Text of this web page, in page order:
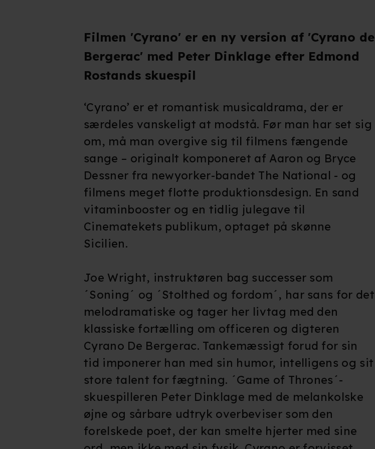
Filmen 'Cyrano' er en ny version af 'Cyrano de
Bergerac' med Peter Dinklage efter Edmond
Rostands skuespil
‘Cyrano’ er et romantisk musicaldrama, der er
særdeles vanskeligt at modstå. Før man har set sig
om, må man overgive sig til filmens fængende
sange – originalt komponeret af Aaron og Bryce
Dessner fra newyorker-bandet The National - og
filmens meget flotte produktionsdesign. En sand
vitaminbooster og en tidlig julegave til
Cinematekets publikum, optaget på skønne
Sicilien.
Joe Wright, instruktøren bag successer som
´Soning´ og ´Stolthed og fordom´, har sans for det
melodramatiske og tager her livtag med den
klassiske fortælling om officeren og digteren
Cyrano De Bergerac. Tankemæssigt forud for sin
tid imponerer han med sin humor, intelligens og sit
store talent for fægtning. ´Game of Thrones´-
skuespilleren Peter Dinklage med de melankolske
øjne og sårbare udtryk overbeviser som den
forelskede poet, der kan smelte hjerter med sine